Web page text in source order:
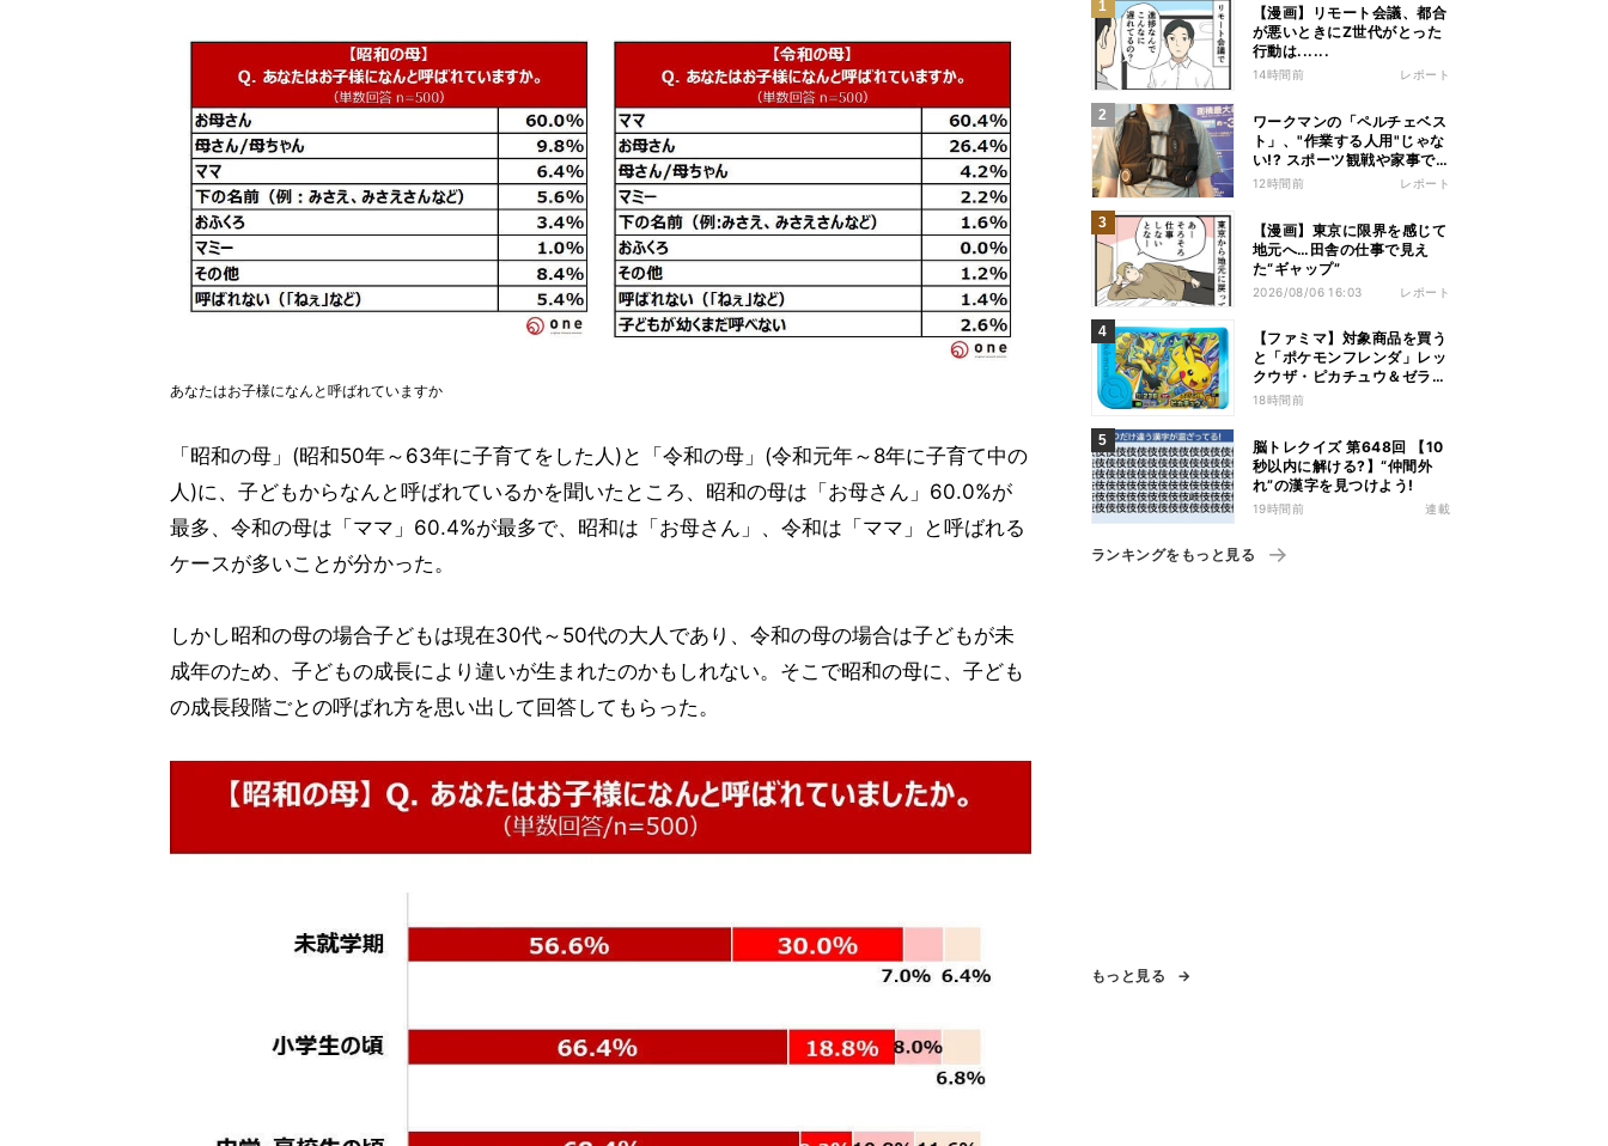
あなたはお子様になんと呼ばれていますか
「昭和の母」(昭和50年～63年に子育てをした人)と「令和の母」(令和元年～8年に子育て中の
人)に、子どもからなんと呼ばれているかを聞いたところ、昭和の母は「お母さん」60.0%が
最多、令和の母は「ママ」60.4%が最多で、昭和は「お母さん」、令和は「ママ」と呼ばれる
ケースが多いことが分かった。
しかし昭和の母の場合子どもは現在30代～50代の大人であり、令和の母の場合は子どもが未
成年のため、子どもの成長により違いが生まれたのかもしれない。そこで昭和の母に、子ども
の成長段階ごとの呼ばれ方を思い出して回答してもらった。
【漫画】リモート会議、都合
が悪いときにZ世代がとった
行動は......
14時間前 レポート
ワークマンの「ペルチェベス
ト」、"作業する人用"じゃな
い!? スポーツ観戦や家事で
の熱中症&冷え対策に――話
12時間前 レポート
【漫画】東京に限界を感じて
地元へ…田舎の仕事で見え
た“ギャップ”
2026/08/06 16:03 レポート
【ファミマ】対象商品を買う
と「ポケモンフレンダ」レッ
クウザ・ピカチュウ＆ゼラオ
ラのスペシャルフレンダピッ
18時間前
脳トレクイズ 第648回 【10
秒以内に解ける?】“仲間外
れ”の漢字を見つけよう!
19時間前 連載
ランキングをもっと見る
もっと見る